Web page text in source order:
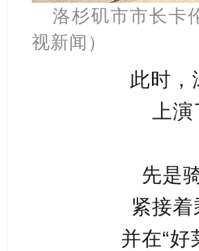
洛杉矶市市长卡
视新闻）
此时，
上
先是
紧接
并在“